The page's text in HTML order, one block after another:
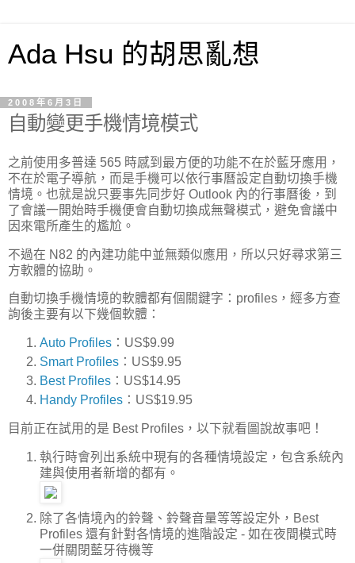
Ada Hsu 的胡思亂想
2008年6月3日
自動變更手機情境模式
之前使用多普達 565 時感到最方便的功能不在於藍牙應用，
不在於電子導航，而是手機可以依行事曆設定自動切換手機
情境。也就是說只要事先同步好 Outlook 內的行事曆後，到
了會議一開始時手機便會自動切換成無聲模式，避免會議中
因來電所產生的尷尬。
不過在 N82 的內建功能中並無類似應用，所以只好尋求第三
方軟體的協助。
自動切換手機情境的軟體都有個關鍵字：profiles，經多方查
詢後主要有以下幾個軟體：
Auto Profiles ：US$9.99
Smart Profiles ：US$9.95
Best Profiles ：US$14.95
Handy Profiles ：US$19.95
目前正在試用的是 Best Profiles，以下就看圖說故事吧！
執行時會列出系統中現有的各種情境設定，包含系統內
建與使用者新增的都有。
除了各情境內的鈴聲、鈴聲音量等等設定外，Best
Profiles 還有針對各情境的進階設定 - 如在夜間模式時
一併關閉藍牙待機等